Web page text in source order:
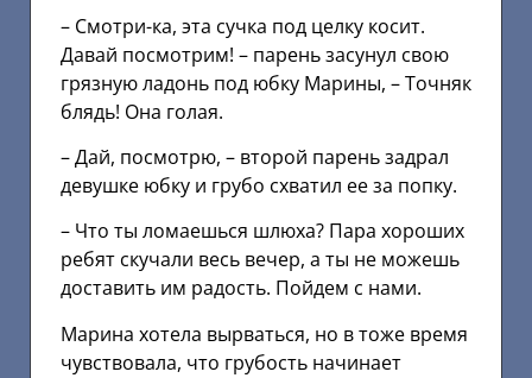
– Смотри-ка, эта сучка под целку косит.
Давай посмотрим! – парень засунул свою
грязную ладонь под юбку Марины, – Точняк
блядь! Она голая.
– Дай, посмотрю, – второй парень задрал
девушке юбку и грубо схватил ее за попку.
– Что ты ломаешься шлюха? Пара хороших
ребят скучали весь вечер, а ты не можешь
доставить им радость. Пойдем с нами.
Марина хотела вырваться, но в тоже время
чувствовала, что грубость начинает